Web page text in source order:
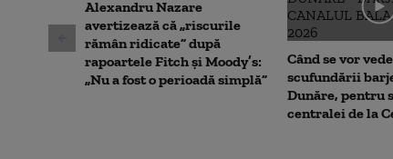
Alexandru Nazare
avertizează că „riscurile
rămân ridicate” după
rapoartele Fitch și Moody’s:
„Nu a fost o perioadă simplă”
Când se vor
scufundării
Dunăre, pentru
centralei de la